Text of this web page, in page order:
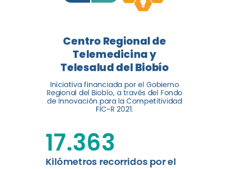
BIOBÍO
El Centro Regional de
Telemedicina y Telesalud del
Biobío presenta el balance de
tres años acercando la salud
digital a los habitantes...
Leer más
Centro Regional de
Telemedicina y
Telesalud del Biobío
Iniciativa financiada por el Gobierno
Regional del Biobío, a través del Fondo
de Innovación para la Competitividad
FIC-R 2021.
Kilómetros recorridos por el
17.363